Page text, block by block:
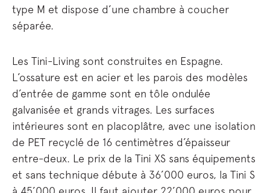
type M et dispose d’une chambre à coucher
séparée.
Les Tini-Living sont construites en Espagne.
L’ossature est en acier et les parois des modèles
d’entrée de gamme sont en tôle ondulée
galvanisée et grands vitrages. Les surfaces
intérieures sont en placoplâtre, avec une isolation
de PET recyclé de 16 centimètres d’épaisseur
entre-deux. Le prix de la Tini XS sans équipements
et sans technique débute à 36’000 euros, la Tini S